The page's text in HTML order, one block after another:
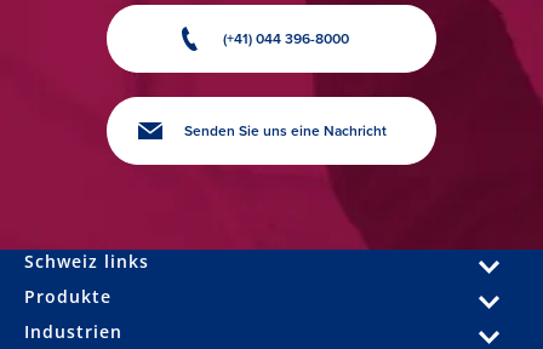
(+41) 044 396-8000
Senden Sie uns eine Nachricht
Schweiz links
Produkte
Industrien